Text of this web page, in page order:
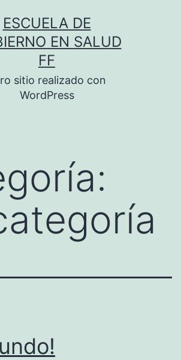
ESCUELA DE
EN SALUD
FF
sitio realizado con
WordPress